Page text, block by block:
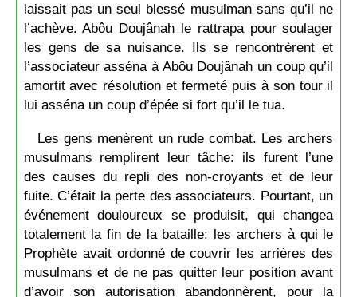
laissait pas un seul blessé musulman sans qu’il ne
l’achève. Abôu Doujânah le rattrapa pour soulager
les gens de sa nuisance. Ils se rencontrèrent et
l’associateur asséna à Abôu Doujânah un coup qu’il
amortit avec résolution et fermeté puis à son tour il
lui asséna un coup d’épée si fort qu’il le tua.
Les gens menèrent un rude combat. Les archers
musulmans remplirent leur tâche: ils furent l’une
des causes du repli des non-croyants et de leur
fuite. C’était la perte des associateurs. Pourtant, un
événement douloureux se produisit, qui changea
totalement la fin de la bataille: les archers à qui le
Prophète avait ordonné de couvrir les arrières des
musulmans et de ne pas quitter leur position avant
d’avoir son autorisation abandonnèrent, pour la